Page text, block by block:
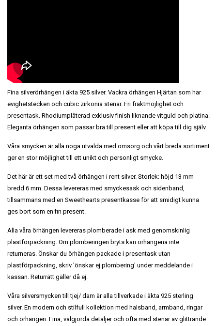
Fina silverörhängen i äkta 925 silver. Vackra örhängen Hjärtan som har
evighetstecken och cubic zirkonia stenar. Fri fraktmöjlighet och
presentask. Rhodiumpläterad exklusiv finish liknande vitguld och platina.
Eleganta örhängen som passar bra till present eller att köpa till dig själv.
Våra smycken är alla noga utvalda med omsorg och vårt breda sortiment
ger en stor möjlighet till ett unikt och personligt smycke.
Det här är ett set med två örhängen i rent silver. Storlek: höjd 13 mm
bredd 6 mm. Dessa levereras med smyckesask och sidenband,
tillsammans med en Sweethearts presentkasse för att smidigt kunna
ges bort som en fin present.
Alla våra örhängen levereras plomberade i ask med genomskinlig
plastförpackning. Om plomberingen bryts kan örhängena inte
returneras. Önskar du örhängen packade i presentask utan
plastförpackning, skriv 'önskar ej plombering' under meddelande i
kassan. Returrätt gäller då ej.
Våra silversmycken till tjej/ dam är alla tillverkade i äkta 925 sterling
silver. En modern och stilfull kollektion med halsband, armband, ringar
och örhängen. Fina, välgjorda detaljer och ofta med stenar av glittrande